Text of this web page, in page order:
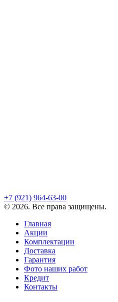
+7 (921) 964-63-00
© 2026. Все права защищены.
Главная
Акции
Комплектации
Доставка
Гарантия
Фото наших работ
Кредит
Контакты